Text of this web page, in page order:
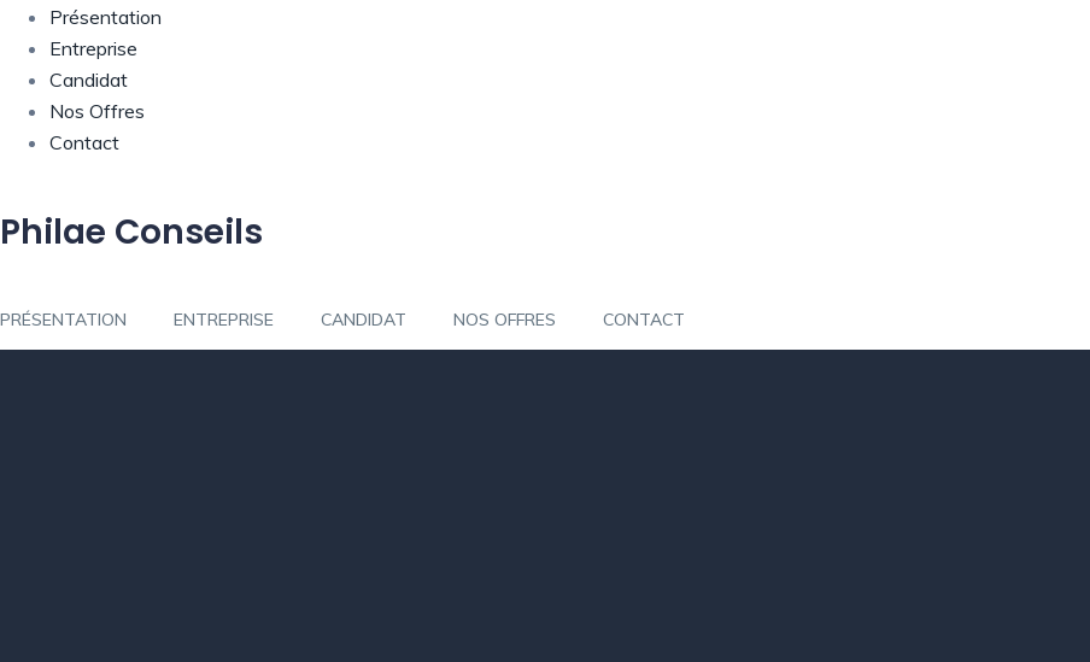
Présentation
Entreprise
Candidat
Nos Offres
Contact
Philae Conseils
PRÉSENTATION ENTREPRISE CANDIDAT NOS OFFRES CONTACT